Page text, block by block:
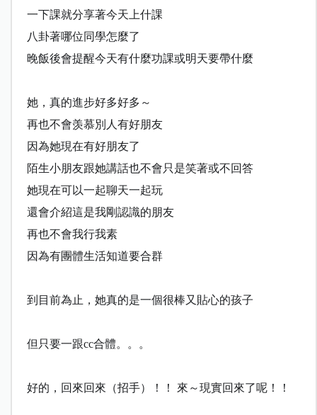
一下課就分享著今天上什課
八卦著哪位同學怎麼了
晚飯後會提醒今天有什麼功課或明天要帶什麼
她，真的進步好多好多～
再也不會羡慕別人有好朋友
因為她現在有好朋友了
陌生小朋友跟她講話也不會只是笑著或不回答
她現在可以一起聊天一起玩
還會介紹這是我剛認識的朋友
再也不會我行我素
因為有團體生活知道要合群
到目前為止，她真的是一個很棒又貼心的孩子
但只要一跟cc合體。。。
好的，回來回 來（招手）！！ 來～現實回 來了呢！！